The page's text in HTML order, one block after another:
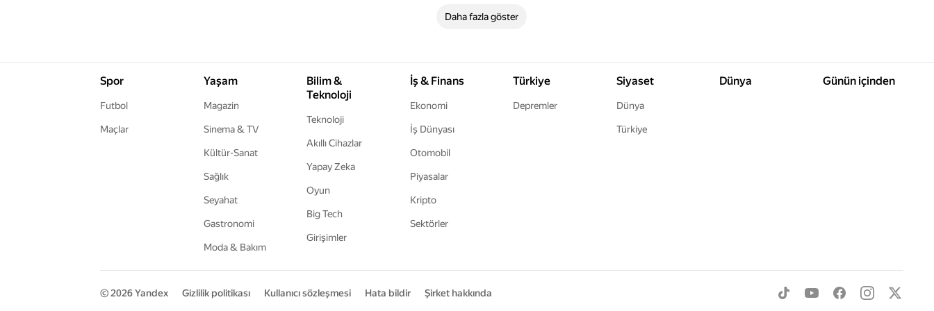
Daha fazla göster
Spor
Futbol
Maçlar
Yaşam
Magazin
Sinema & TV
Kültür-Sanat
Sağlık
Seyahat
Gastronomi
Moda & Bakım
Bilim &
Teknoloji
Teknoloji
Akıllı Cihazlar
Yapay Zeka
Oyun
Big Tech
Girişimler
İş & Finans
Ekonomi
İş Dünyası
Otomobil
Piyasalar
Kripto
Sektörler
Türkiye
Depremler
Siyaset
Dünya
Türkiye
Dünya Günün içinden
© 2026Yandex Gizlilik politikası Kullanıcı sözleşmesi Hata bildir Şirket hakkında